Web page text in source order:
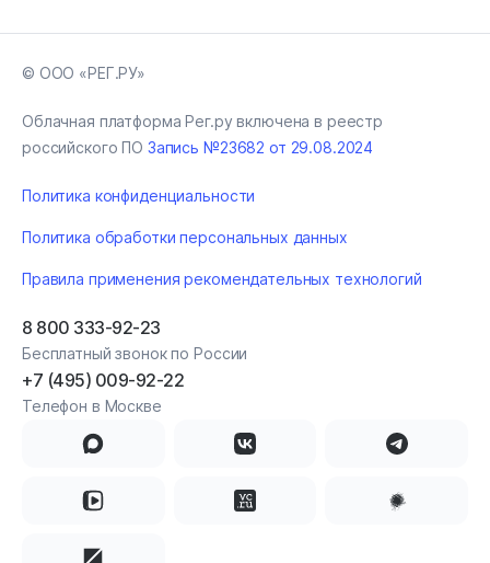
© ООО «РЕГ.РУ»
Облачная платформа Рег.ру включена в реестр
российского ПО Запись №23682 от 29.08.2024
Политика конфиденциальности
Политика обработки персональных данных
Правила применения рекомендательных технологий
8 800 333-92-23
Бесплатный звонок по России
+7 (495) 009-92-22
Телефон в Москве